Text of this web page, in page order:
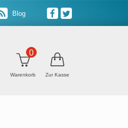
Blog
Warenkorb
0
Zur Kasse